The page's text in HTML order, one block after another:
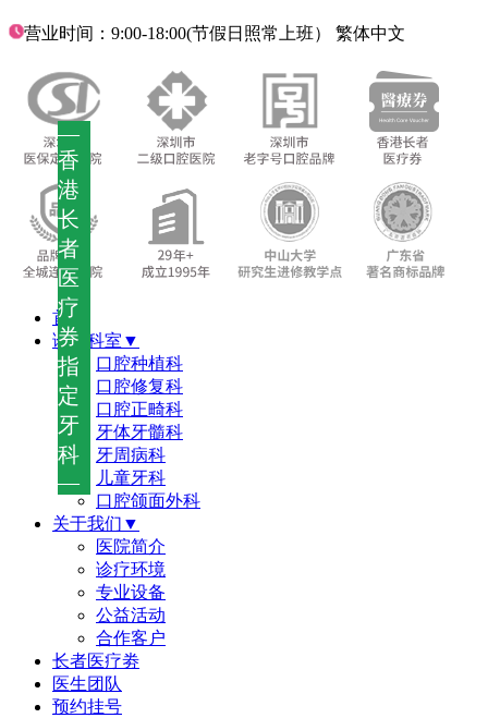
—
香
港
长
者
医
疗
券
指
定
牙
科
—
营业时间：9:00-18:00(节假日照常上班） 繁体中文
首页
诊疗科室▼
口腔种植科
口腔修复科
口腔正畸科
牙体牙髓科
牙周病科
儿童牙科
口腔颌面外科
关于我们▼
医院简介
诊疗环境
专业设备
公益活动
合作客户
长者医疗劵
医生团队
预约挂号